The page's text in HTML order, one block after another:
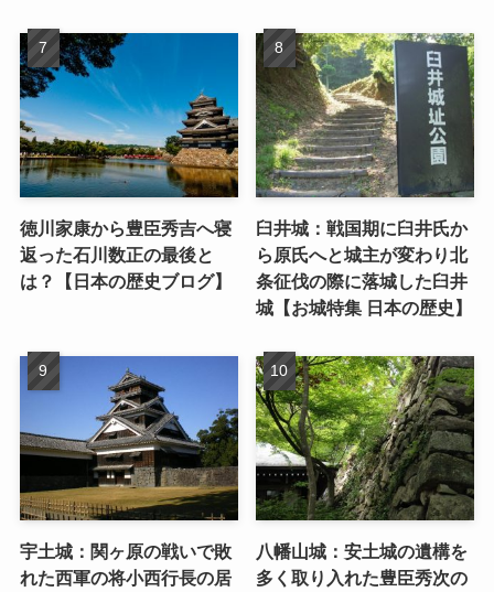
徳川家康から豊臣秀吉へ寝
返った石川数正の最後と
は？【日本の歴史ブログ】
臼井城：戦国期に臼井氏か
ら原氏へと城主が変わり北
条征伐の際に落城した臼井
城【お城特集 日本の歴史】
宇土城：関ヶ原の戦いで敗
れた西軍の将小西行長の居
八幡山城：安土城の遺構を
多く取り入れた豊臣秀次の